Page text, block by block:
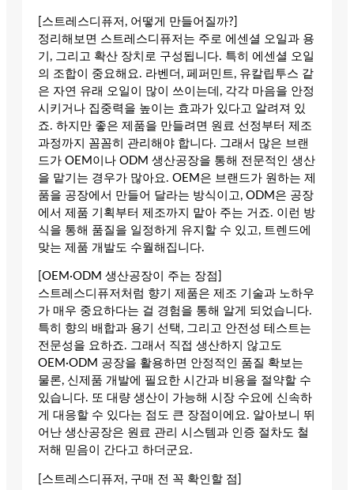
[스트레스디퓨저, 어떻게 만들어질까?]
정리해보면 스트레스디퓨저는 주로 에센셜 오일과 용
기, 그리고 확산 장치로 구성됩니다. 특히 에센셜 오일
의 조합이 중요해요. 라벤더, 페퍼민트, 유칼립투스 같
은 자연 유래 오일이 많이 쓰이는데, 각각 마음을 안정
시키거나 집중력을 높이는 효과가 있다고 알려져 있
죠. 하지만 좋은 제품을 만들려면 원료 선정부터 제조
과정까지 꼼꼼히 관리해야 합니다. 그래서 많은 브랜
드가 OEM이나 ODM 생산공장을 통해 전문적인 생산
을 맡기는 경우가 많아요. OEM은 브랜드가 원하는 제
품을 공장에서 만들어 달라는 방식이고, ODM은 공장
에서 제품 기획부터 제조까지 맡아 주는 거죠. 이런 방
식을 통해 품질을 일정하게 유지할 수 있고, 트렌드에
맞는 제품 개발도 수월해집니다.
[OEM·ODM 생산공장이 주는 장점]
스트레스디퓨저처럼 향기 제품은 제조 기술과 노하우
가 매우 중요하다는 걸 경험을 통해 알게 되었습니다.
특히 향의 배합과 용기 선택, 그리고 안전성 테스트는
전문성을 요하죠. 그래서 직접 생산하지 않고도
OEM·ODM 공장을 활용하면 안정적인 품질 확보는
물론, 신제품 개발에 필요한 시간과 비용을 절약할 수
있습니다. 또 대량 생산이 가능해 시장 수요에 신속하
게 대응할 수 있다는 점도 큰 장점이에요. 알아보니 뛰
어난 생산공장은 원료 관리 시스템과 인증 절차도 철
저해 믿음이 간다고 하더군요.
[스트레스디퓨저, 구매 전 꼭 확인할 점]